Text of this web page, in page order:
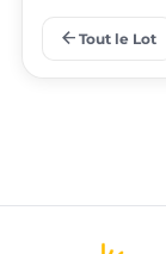
place
arrow_back Tout le Lot